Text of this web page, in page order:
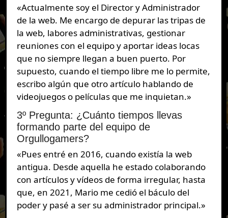
«Actualmente soy el Director y Administrador
de la web. Me encargo de depurar las tripas de
la web, labores administrativas, gestionar
reuniones con el equipo y aportar ideas locas
que no siempre llegan a buen puerto. Por
supuesto, cuando el tiempo libre me lo permite,
escribo algún que otro artículo hablando de
videojuegos o películas que me inquietan.»
3º Pregunta: ¿Cuánto tiempos llevas
formando parte del equipo de
Orgullogamers?
«Pues entré en 2016, cuando existía la web
antigua. Desde aquella he estado colaborando
con artículos y vídeos de forma irregular, hasta
que, en 2021, Mario me cedió el báculo del
poder y pasé a ser su administrador principal.»